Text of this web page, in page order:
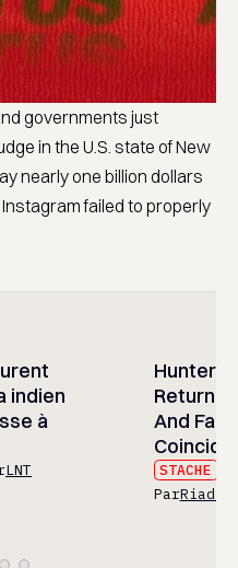
governments just
in the U.S. state of New
nearly one billion dollars
failed to properly
indien
à
LNT
Hunter
And
STACHE
ParRiad